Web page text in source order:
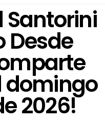
Santorini
Desde
domingo
2026!